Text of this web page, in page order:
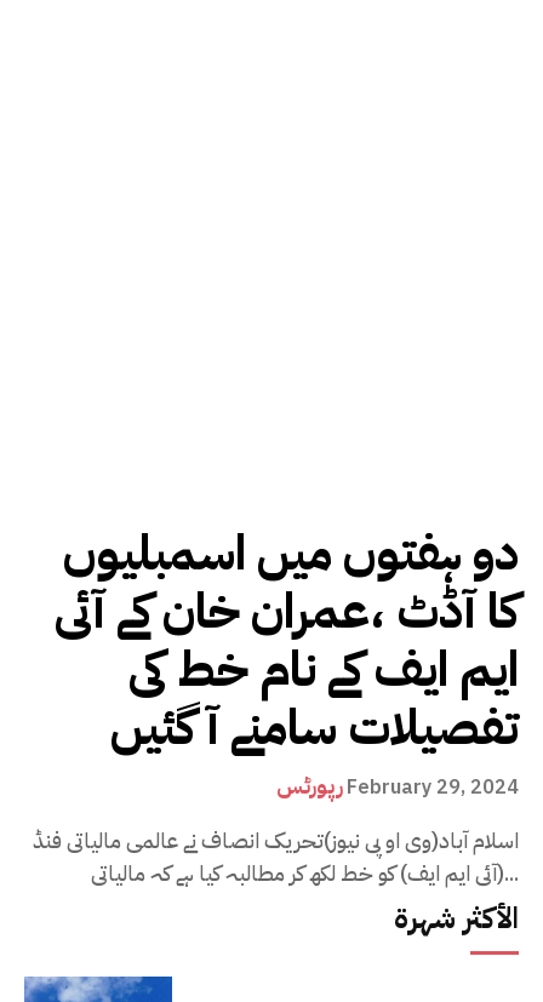
دو ہفتوں میں اسمبلیوں
کا آڈٹ ،عمران خان کے آئی
ایم ایف کے نام خط کی
تفصیلات سامنے آ گئیں
رپورٹسFebruary 29, 2024
اسلام آباد(وی او پی نیوز)تحریک انصاف نے عالمی مالیاتی فنڈ
(آئی ایم ایف) کو خط لکھ کر مطالبہ کیا ہے کہ مالیاتی...
الأكثر شهرة